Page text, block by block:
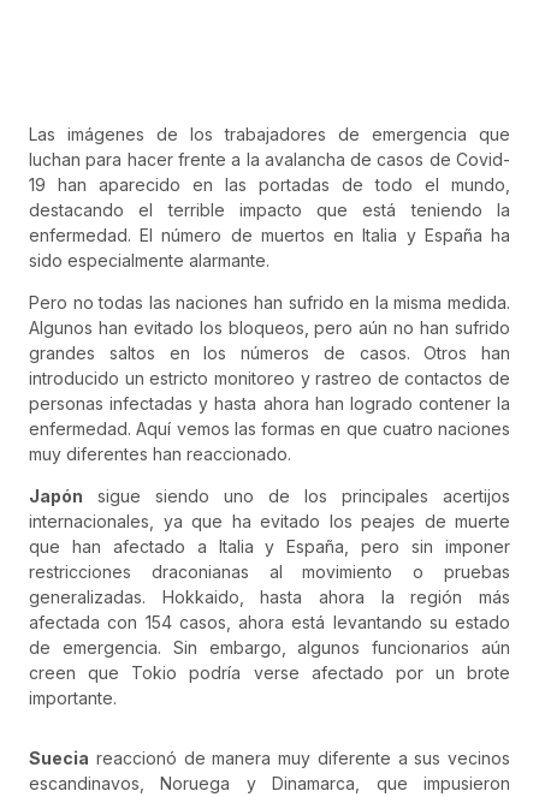
Las imágenes de los trabajadores de emergencia que
luchan para hacer frente a la avalancha de casos de Covid-
19 han aparecido en las portadas de todo el mundo,
destacando el terrible impacto que está teniendo la
enfermedad. El número de muertos en Italia y España ha
sido especialmente alarmante.
Pero no todas las naciones han sufrido en la misma medida.
Algunos han evitado los bloqueos, pero aún no han sufrido
grandes saltos en los números de casos. Otros han
introducido un estricto monitoreo y rastreo de contactos de
personas infectadas y hasta ahora han logrado contener la
enfermedad. Aquí vemos las formas en que cuatro naciones
muy diferentes han reaccionado.
Japón sigue siendo uno de los principales acertijos
internacionales, ya que ha evitado los peajes de muerte
que han afectado a Italia y España, pero sin imponer
restricciones draconianas al movimiento o pruebas
generalizadas. Hokkaido, hasta ahora la región más
afectada con 154 casos, ahora está levantando su estado
de emergencia. Sin embargo, algunos funcionarios aún
creen que Tokio podría verse afectado por un brote
importante.
Suecia reaccionó de manera muy diferente a sus vecinos
escandinavos, Noruega y Dinamarca, que impusieron